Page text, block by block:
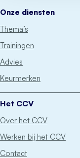
Onze diensten
Thema’s
Trainingen
Advies
Keurmerken
Het CCV
Over het CCV
Werken bij het CCV
Contact